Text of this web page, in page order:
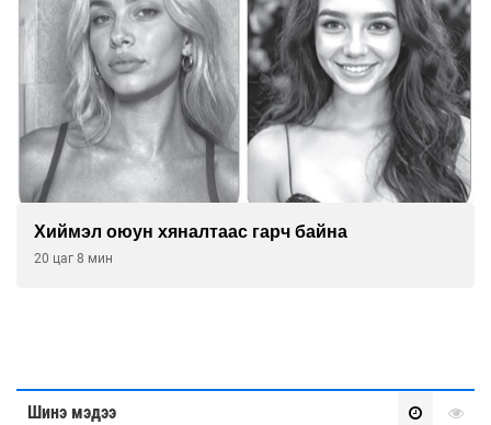
Хиймэл оюун хяналтаас гарч байна
20 цаг 8 мин
Шинэ мэдээ